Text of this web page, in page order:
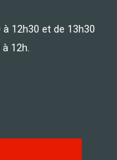
12h30 et de 13h30
12h.